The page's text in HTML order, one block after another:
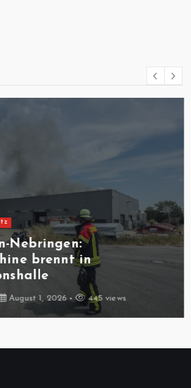
Nebringen:
brennt in
August 1, 2026 445 views